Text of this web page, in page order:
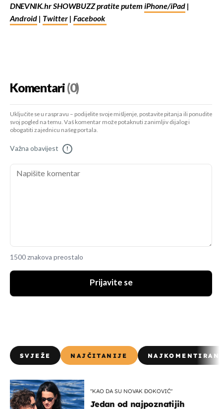
DNEVNIK.hr SHOWBUZZ pratite putem iPhone/iPad |
Android | Twitter | Facebook
Komentari(0)
Uključite se u raspravu – podijelite svoje mišljenje, postavite pitanja ili ponudite
svoj pogled na temu. Vaš komentar može potaknuti zanimljiv dijalog i
obogatiti zajednicu našeg portala.
Važna obavijest !
1500 znakova preostalo
Prijavite se
SVJEŽE NAJČITANIJE
"KAO DA SU NOVAK ĐOKOVIĆ"
Jedan od najpoznatijih